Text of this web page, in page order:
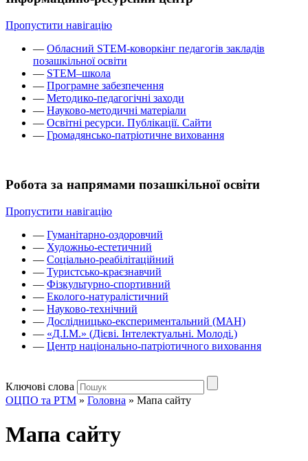
Пропустити навігацію
— Обласний STEM-коворкінг педагогів закладів
позашкільної освіти
— STEM–школа
— Програмне забезпечення
— Методико-педагогічні заходи
— Науково-методичні матеріали
— Освітні ресурси. Публікації. Сайти
— Громадянсько-патріотичне виховання
Робота за напрямами позашкільної освіти
Пропустити навігацію
— Гуманітарно-оздоровчий
— Художньо-естетичний
— Соціально-реабілітаційний
— Туристсько-краєзнавчий
— Фізкультурно-спортивний
— Еколого-натуралістичний
— Науково-технічний
— Дослідницько-експериментальний (МАН)
— «Д.І.М.» (Дієві. Інтелектуальні. Молоді.)
— Центр національно-патріотичного виховання
Ключові слова
ОЦПО та РТМ » Головна » Мапа сайту
Мапа сайту